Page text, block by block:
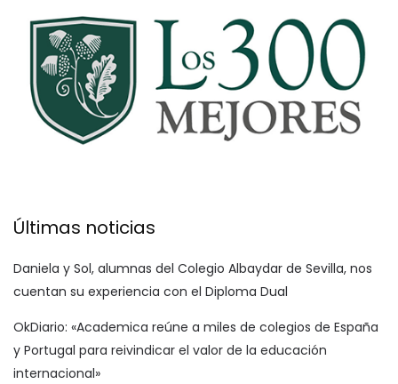
Últimas noticias
Daniela y Sol, alumnas del Colegio Albaydar de Sevilla, nos
cuentan su experiencia con el Diploma Dual
OkDiario: «Academica reúne a miles de colegios de España
y Portugal para reivindicar el valor de la educación
internacional»